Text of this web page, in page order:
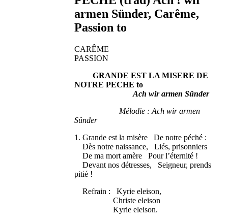
armen Sünder, Carême,
Passion to
CARÊME
PASSION
GRANDE EST LA MISERE DE
NOTRE PECHE to
Ach wir armen Sünder
Mélodie : Ach wir armen
Sünder
1. Grande est la misère De notre péché :
Dès notre naissance, Liés, prisonniers
De ma mort amère Pour l’éternité !
Devant nos détresses, Seigneur, prends
pitié !
Refrain : Kyrie eleison,
Christe eleison
Kyrie eleison.